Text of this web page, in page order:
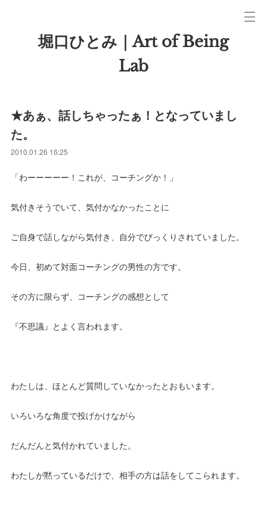
堀口ひとみ｜Art of Being
Lab
★あぁ、話しちゃったぁ！となっていまし
た。
2010.01.26 16:25
「わーーーーー！これが、コーチングか！」
気付きそうでいて、気付かなかったことに
ご自身で話しながら気付き、自分でびっくりされていました。
今日、初めて対面コーチングの男性の方です。
その方に限らず、コーチングの感想として
『不思議』とよく言われます。
わたしは、ほとんど質問していなかったとおもいます。
いろいろな角度で投げかけながら
だんだんと気付かれていました。
わたしが黙っているだけで、相手の方は話をしてこられます。